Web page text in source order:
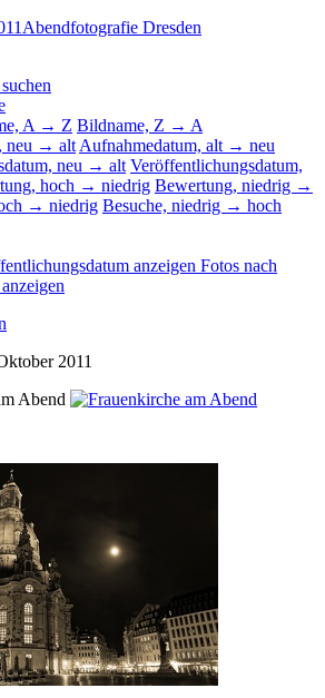
Abendfotografie Dresden
A → Z Bildname, Z → A
neu → alt Aufnahmedatum, alt → neu
neu → alt Veröffentlichungsdatum,
hoch → niedrig Bewertung, niedrig →
→ niedrig Besuche, niedrig → hoch
anzeigen Fotos nach
2011
Abend